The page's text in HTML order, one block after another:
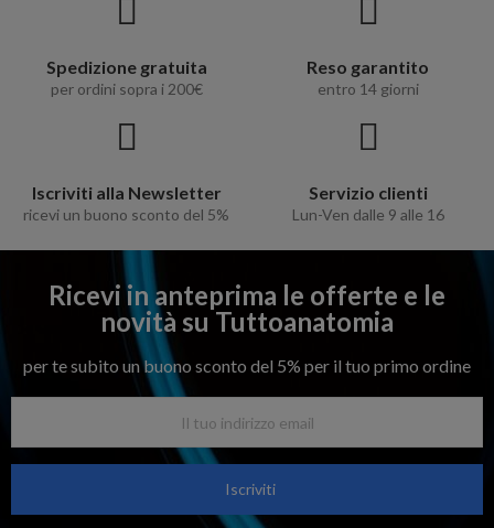
Spedizione gratuita
per ordini sopra i 200€
Reso garantito
entro 14 giorni
Iscriviti alla Newsletter
ricevi un buono sconto del 5%
Servizio clienti
Lun-Ven dalle 9 alle 16
Ricevi in anteprima le offerte e le
novità su Tuttoanatomia
per te subito un buono sconto del 5% per il tuo primo ordine
Iscriviti